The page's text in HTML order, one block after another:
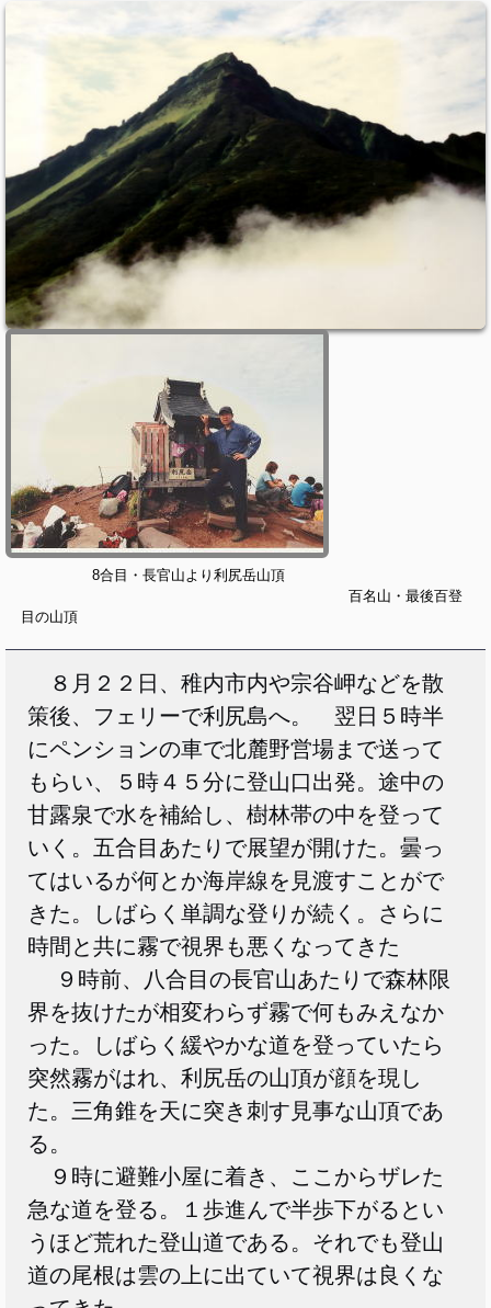
8合目・長官山より利尻岳山頂
百名山・最後百登
目の山頂
８月２２日、稚内市内や宗谷岬などを散
策後、フェリーで利尻島へ。 翌日５時半
にペンションの車で北麓野営場まで送って
もらい、５時４５分に登山口出発。途中の
甘露泉で水を補給し、樹林帯の中を登って
いく。五合目あたりで展望が開けた。曇っ
てはいるが何とか海岸線を見渡すことがで
きた。しばらく単調な登りが続く。さらに
時間と共に霧で視界も悪くなってきた
９時前、八合目の長官山あたりで森林限
界を抜けたが相変わらず霧で何もみえなか
った。しばらく緩やかな道を登っていたら
突然霧がはれ、利尻岳の山頂が顔を現し
た。三角錐を天に突き刺す見事な山頂であ
る。
９時に避難小屋に着き、ここからザレた
急な道を登る。１歩進んで半歩下がるとい
うほど荒れた登山道である。それでも登山
道の尾根は雲の上に出ていて視界は良くな